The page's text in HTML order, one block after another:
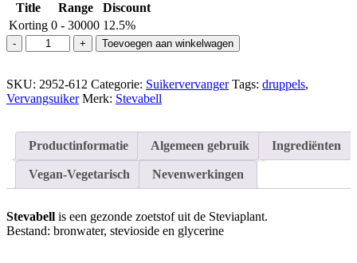
Title Range
Discount
Korting 0 - 30000 12.5%
Stevabell
vloeibaar/fluid
aantal
Toevoegen aan winkelwagen
SKU: 2952-612 Categorie: Suikervervanger Tags: druppels,
Vervangsuiker Merk: Stevabell
Productinformatie Algemeen gebruik Ingrediënten
Vegan-Vegetarisch Nevenwerkingen
Stevabell is een gezonde zoetstof uit de Steviaplant.
Bestand: bronwater, stevioside en glycerine